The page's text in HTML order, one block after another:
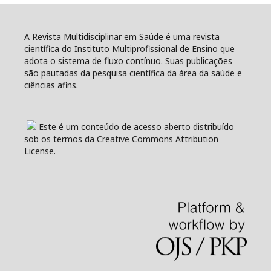
A Revista Multidisciplinar em Saúde é uma revista
científica do Instituto Multiprofissional de Ensino que
adota o sistema de fluxo contínuo. Suas publicações
são pautadas da pesquisa científica da área da saúde e
ciências afins.
Este é um conteúdo de acesso aberto distribuído
sob os termos da Creative Commons Attribution
License.